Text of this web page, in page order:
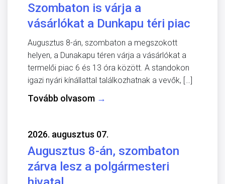
Szombaton is várja a
vásárlókat a Dunkapu téri piac
Augusztus 8-án, szombaton a megszokott
helyen, a Dunakapu téren várja a vásárlókat a
termelői piac 6 és 13 óra között. A standokon
igazi nyári kínállattal találkozhatnak a vevők, […]
Tovább olvasom →
2026. augusztus 07.
Augusztus 8-án, szombaton
zárva lesz a polgármesteri